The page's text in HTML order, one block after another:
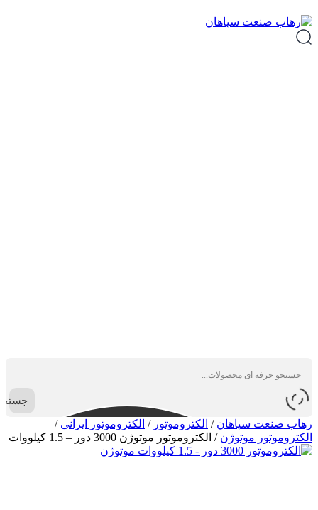
رهاب صنعت سپاهان / الکتروموتور / الکتروموتور ایرانی /
الکتروموتور موتوژن / الکتروموتور موتوژن 3000 دور – 1.5 کیلووات